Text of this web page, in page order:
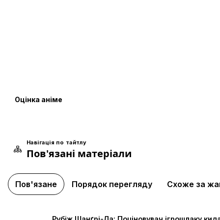
Оцінка аніме
Навігація по тайтлу
Пов'язані матеріали
Пов'язане Порядок перегляду Схоже за